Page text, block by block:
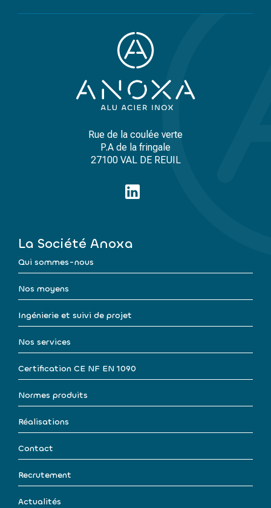
Rue de la coulée verte
P.A de la fringale
27100 VAL DE REUIL
La Société Anoxa
Qui sommes-nous
Nos moyens
Ingénierie et suivi de projet
Nos services
Certification CE NF EN 1090
Normes produits
Réalisations
Contact
Recrutement
Actualités